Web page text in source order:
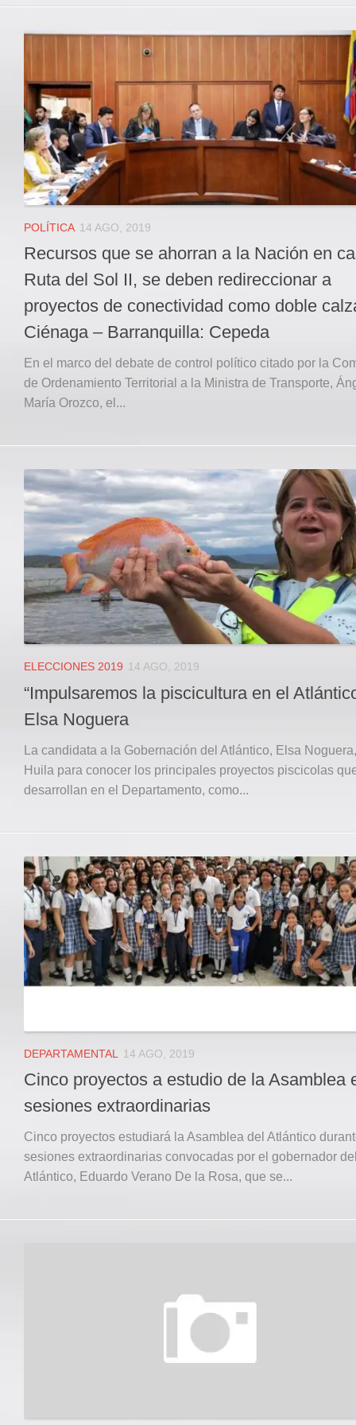
POLÍTICA 14 AGO, 2019
Recursos que se ahorran a la Nación en
Ruta del Sol II, se deben redireccionar a
proyectos de conectividad como doble
Ciénaga – Barranquilla: Cepeda
En el marco del debate de control político citado por la
de Ordenamiento Territorial a la Ministra de Transporte,
María Orozco, el...
ELECCIONES 2019 14 AGO, 2019
“Impulsaremos la piscicultura en el
Elsa Noguera
La candidata a la Gobernación del Atlántico, Elsa
Huila para conocer los principales proyectos piscicolas
desarrollan en el Departamento, como...
DEPARTAMENTAL 14 AGO, 2019
Cinco proyectos a estudio de la Asamblea
sesiones extraordinarias
Cinco proyectos estudiará la Asamblea del Atlántico
sesiones extraordinarias convocadas por el gobernador
Atlántico, Eduardo Verano De la Rosa, que se...